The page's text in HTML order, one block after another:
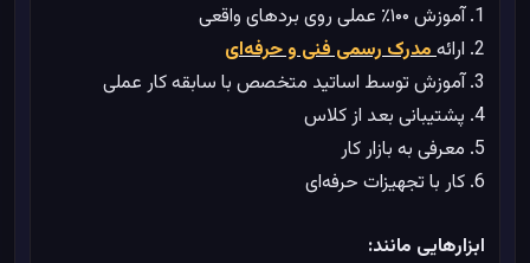
1. آموزش ۱۰۰٪ عملی روی بردهای واقعی
2. ارائه
مدرک رسمی فنی و حرفه‌ای
3. آموزش توسط اساتید متخصص با سابقه کار عملی
4. پشتیبانی بعد از کلاس
5. معرفی به بازار کار
6. کار با تجهیزات حرفه‌ای
ابزارهایی مانند: